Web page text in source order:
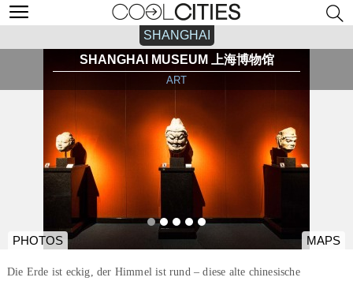
SHANGHAI
SHANGHAI MUSEUM 上海博物馆
ART
PHOTOS MAPS
Die Erde ist eckig, der Himmel ist rund – diese alte chinesische